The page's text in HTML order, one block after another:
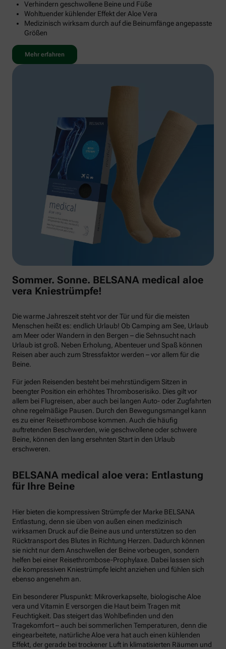
Verhindern geschwollene Beine und Füße
Wohltuender kühlender Effekt der Aloe Vera
Medizinisch wirksam durch auf die Beinumfänge angepasste
Größen
Mehr erfahren
Sommer. Sonne. BELSANA medical aloe
vera Kniestrümpfe!
Die warme Jahreszeit steht vor der Tür und für die meisten
Menschen heißt es: endlich Urlaub! Ob Camping am See, Urlaub
am Meer oder Wandern in den Bergen – die Sehnsucht nach
Urlaub ist groß. Neben Erholung, Abenteuer und Spaß können
Reisen aber auch zum Stressfaktor werden – vor allem für die
Beine.
Für jeden Reisenden besteht bei mehrstündigem Sitzen in
beengter Position ein erhöhtes Thromboserisiko. Dies gilt vor
allem bei Flugreisen, aber auch bei langen Auto- oder Zugfahrten
ohne regelmäßige Pausen. Durch den Bewegungsmangel kann
es zu einer Reisethrombose kommen. Auch die häufig
auftretenden Beschwerden, wie geschwollene oder schwere
Beine, können den lang ersehnten Start in den Urlaub
erschweren.
BELSANA medical aloe vera: Entlastung
für Ihre Beine
Hier bieten die kompressiven Strümpfe der Marke BELSANA
Entlastung, denn sie üben von außen einen medizinisch
wirksamen Druck auf die Beine aus und unterstützen so den
Rücktransport des Blutes in Richtung Herzen. Dadurch können
sie nicht nur dem Anschwellen der Beine vorbeugen, sondern
helfen bei einer Reisethrombose-Prophylaxe. Dabei lassen sich
die kompressiven Kniestrümpfe leicht anziehen und fühlen sich
ebenso angenehm an.
Ein besonderer Pluspunkt: Mikroverkapselte, biologische Aloe
vera und Vitamin E versorgen die Haut beim Tragen mit
Feuchtigkeit. Das steigert das Wohlbefinden und den
Tragekomfort – auch bei sommerlichen Temperaturen, denn die
eingearbeitete, natürliche Aloe vera hat auch einen kühlenden
Effekt, der gerade bei trockener Luft in klimatisierten Räumen und